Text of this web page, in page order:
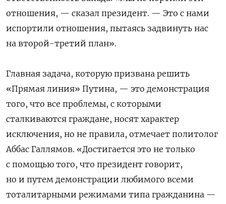
отношения, — сказал президент. — Это с нами
испортили отношения, пытаясь задвинуть нас
на второй-третий план».
Главная задача, которую призвана решить
«Прямая линия» Путина, — это демонстрация
того, что все проблемы, с которыми
сталкиваются граждане, носят характер
исключения, но не правила, отмечает политолог
Аббас Галлямов. «Достигается это не только
с помощью того, что президент говорит,
но и путем демонстрации любимого всеми
тоталитарными режимами типа гражданина —